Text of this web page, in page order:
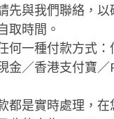
先與我們聯絡，以
取時間。
何一種付款方式
金／香港支付寶／
都是實時處理，在